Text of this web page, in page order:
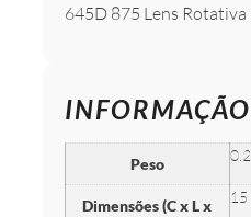
645D 875 Lens Rotativa
Peso
Dimensões (C x L x